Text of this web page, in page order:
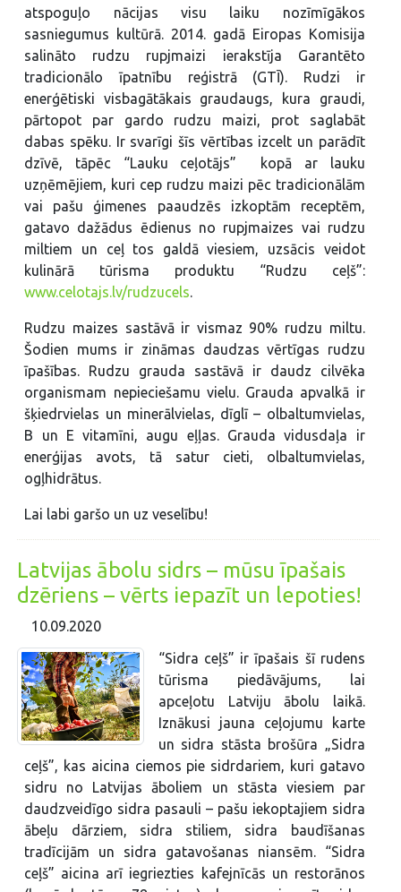
atspoguļo nācijas visu laiku nozīmīgākos
sasniegumus kultūrā. 2014. gadā Eiropas Komisija
salināto rudzu rupjmaizi ierakstīja Garantēto
tradicionālo īpatnību reģistrā (GTĪ). Rudzi ir
enerģētiski visbagātākais graudaugs, kura graudi,
pārtopot par gardo rudzu maizi, prot saglabāt
dabas spēku. Ir svarīgi šīs vērtības izcelt un parādīt
dzīvē, tāpēc “Lauku ceļotājs” kopā ar lauku
uzņēmējiem, kuri cep rudzu maizi pēc tradicionālām
vai pašu ģimenes paaudzēs izkoptām receptēm,
gatavo dažādus ēdienus no rupjmaizes vai rudzu
miltiem un ceļ tos galdā viesiem, uzsācis veidot
kulinārā tūrisma produktu “Rudzu ceļš”:
www.celotajs.lv/rudzucels.
Rudzu maizes sastāvā ir vismaz 90% rudzu miltu.
Šodien mums ir zināmas daudzas vērtīgas rudzu
īpašības. Rudzu grauda sastāvā ir daudz cilvēka
organismam nepieciešamu vielu. Grauda apvalkā ir
šķiedrvielas un minerālvielas, dīglī – olbaltumvielas,
B un E vitamīni, augu eļļas. Grauda vidusdaļa ir
enerģijas avots, tā satur cieti, olbaltumvielas,
ogļhidrātus.
Lai labi garšo un uz veselību!
Latvijas ābolu sidrs – mūsu īpašais
dzēriens – vērts iepazīt un lepoties!
10.09.2020
“Sidra ceļš” ir īpašais šī rudens
tūrisma piedāvājums, lai
apceļotu Latviju ābolu laikā.
Iznākusi jauna ceļojumu karte
un sidra stāsta brošūra „Sidra
ceļš”, kas aicina ciemos pie sidrdariem, kuri gatavo
sidru no Latvijas āboliem un stāsta viesiem par
daudzveidīgo sidra pasauli – pašu iekoptajiem sidra
ābeļu dārziem, sidra stiliem, sidra baudīšanas
tradīcijām un sidra gatavošanas niansēm. “Sidra
ceļš” aicina arī iegriezties kafejnīcās un restorānos